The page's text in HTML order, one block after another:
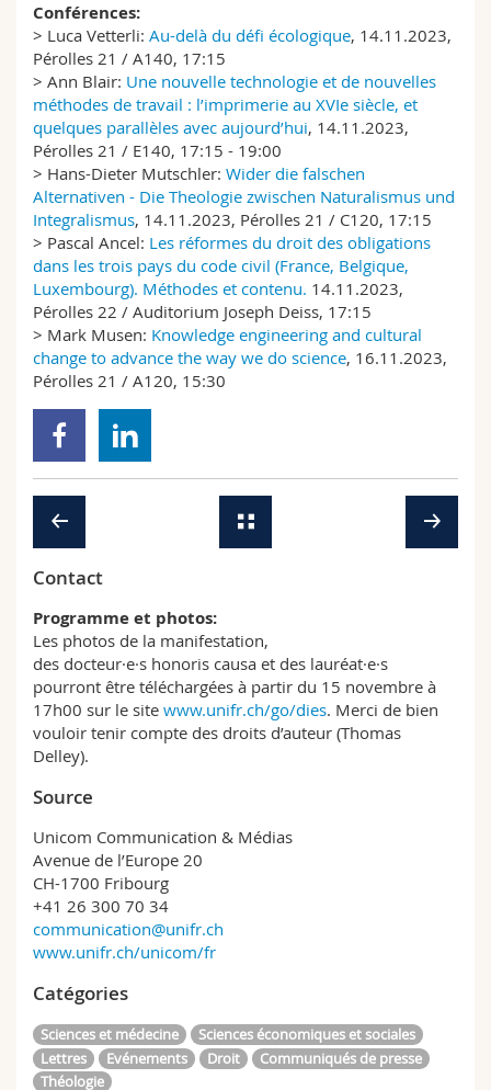
Conférences:
> Luca Vetterli: Au-delà du défi écologique, 14.11.2023,
Pérolles 21 / A140, 17:15
> Ann Blair: Une nouvelle technologie et de nouvelles
méthodes de travail : l’imprimerie au XVIe siècle, et
quelques parallèles avec aujourd’hui, 14.11.2023,
Pérolles 21 / E140, 17:15 - 19:00
> Hans-Dieter Mutschler: Wider die falschen
Alternativen - Die Theologie zwischen Naturalismus und
Integralismus, 14.11.2023, Pérolles 21 / C120, 17:15
> Pascal Ancel: Les réformes du droit des obligations
dans les trois pays du code civil (France, Belgique,
Luxembourg). Méthodes et contenu. 14.11.2023,
Pérolles 22 / Auditorium Joseph Deiss, 17:15
> Mark Musen: Knowledge engineering and cultural
change to advance the way we do science, 16.11.2023,
Pérolles 21 / A120, 15:30
Contact
Programme et photos:
Les photos de la manifestation,
des docteur·e·s honoris causa et des lauréat·e·s
pourront être téléchargées à partir du 15 novembre à
17h00 sur le site www.unifr.ch/go/dies. Merci de bien
vouloir tenir compte des droits d’auteur (Thomas
Delley).
Source
Unicom Communication & Médias
Avenue de l’Europe 20
CH-1700 Fribourg
+41 26 300 70 34
communication@unifr.ch
www.unifr.ch/unicom/fr
Catégories
Sciences et médecine
Sciences économiques et sociales
Lettres
Evénements Droit
Communiqués de presse
Théologie